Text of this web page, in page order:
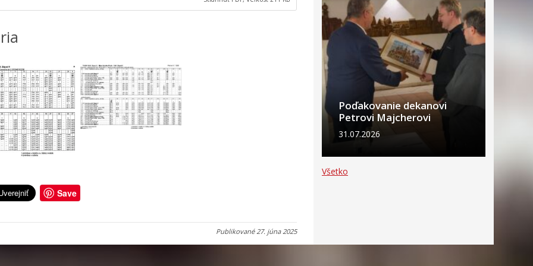
Save
Publikované 27. júna 2025
Poďakovanie dekanovi
Petrovi Majcherovi
31.07.2026
Všetko